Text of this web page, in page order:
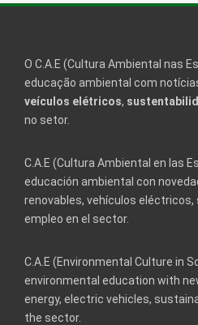
O C.A.E (Cultura Ambiental nas
educação ambiental com
veículos elétricos,
no setor.
C.A.E (Cultura Ambiental en las
educación ambiental con
renovables, vehículos
empleo en el sector.
C.A.E (Environmental Culture in
environmental education with
energy, electric vehicles,
the sector.